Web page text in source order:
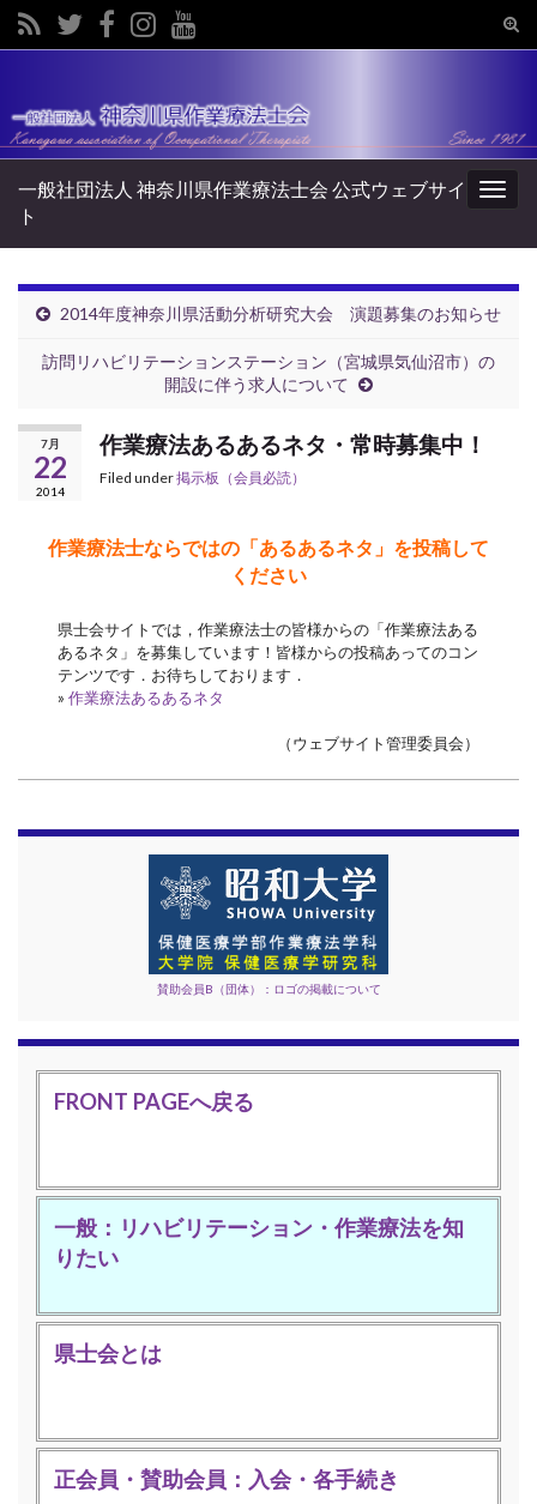
一般社団法人 神奈川県作業療法士会 公式ウェブサイ
ト
2014年度神奈川県活動分析研究大会 演題募集のお知らせ
訪問リハビリテーションステーション（宮城県気仙沼市）の
開設に伴う求人について
7月
22
2014
作業療法あるあるネタ・常時募集中！
Filed under掲示板（会員必読）
作業療法士ならではの「あるあるネタ」を投稿して
ください
県士会サイトでは，作業療法士の皆様からの「作業療法ある
あるネタ」を募集しています！皆様からの投稿あってのコン
テンツです．お待ちしております．
»作業療法あるあるネタ
（ウェブサイト管理委員会）
賛助会員B（団体）：ロゴの掲載について
FRONT PAGEへ戻る
一般：リハビリテーション・作業療法を知
りたい
県士会とは
正会員・賛助会員：入会・各手続き